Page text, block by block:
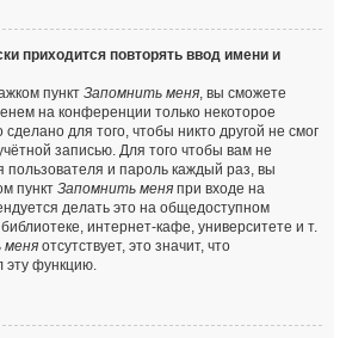
приходится повторять ввод имени и
пункт Запомнить меня, вы сможете
на конференции только некоторое
для того, чтобы никто другой не смог
записью. Для того чтобы вам не
пользователя и пароль каждый раз, вы
пункт Запомнить меня при входе на
делать это на общедоступном
интернет-кафе, университете и т.
меня отсутствует, это значит, что
эту функцию.